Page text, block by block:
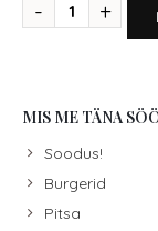
MIS ME TÄNA
Soodus!
Burgerid
Pitsa